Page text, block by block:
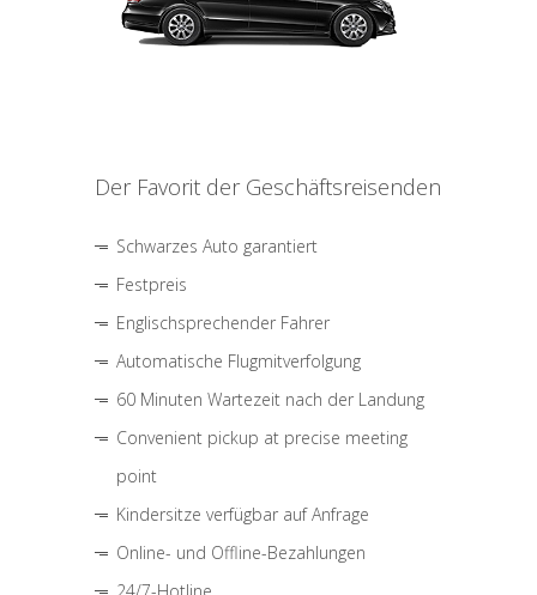
Der Favorit der Geschäftsreisenden
Schwarzes Auto garantiert
Festpreis
Englischsprechender Fahrer
Automatische Flugmitverfolgung
60 Minuten Wartezeit nach der Landung
Convenient pickup at precise meeting
point
Kindersitze verfügbar auf Anfrage
Online- und Offline-Bezahlungen